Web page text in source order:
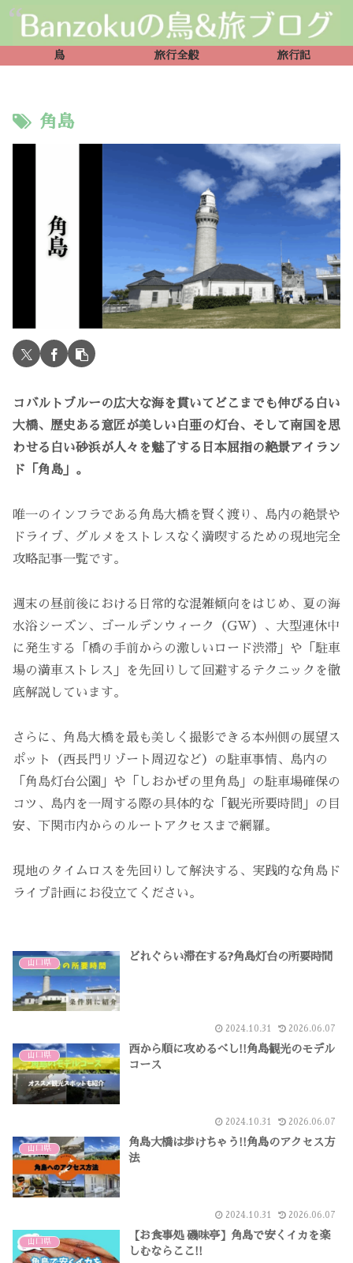
鳥 旅行全般 旅行記
角島
コバルトブルーの広大な海を貫いてどこまでも伸びる白い
大橋、歴史ある意匠が美しい白亜の灯台、そして南国を思
わせる白い砂浜が人々を魅了する日本屈指の絶景アイラン
ド「角島」。
唯一のインフラである角島大橋を賢く渡り、島内の絶景や
ドライブ、グルメをストレスなく満喫するための現地完全
攻略記事一覧です。
週末の昼前後における日常的な混雑傾向をはじめ、夏の海
水浴シーズン、ゴールデンウィーク（GW）、大型連休中
に発生する「橋の手前からの激しいロード渋滞」や「駐車
場の満車ストレス」を先回りして回避するテクニックを徹
底解説しています。
さらに、角島大橋を最も美しく撮影できる本州側の展望ス
ポット（西長門リゾート周辺など）の駐車事情、島内の
「角島灯台公園」や「しおかぜの里角島」の駐車場確保の
コツ、島内を一周する際の具体的な「観光所要時間」の目
安、下関市内からのルートアクセスまで網羅。
現地のタイムロスを先回りして解決する、実践的な角島ド
ライブ計画にお役立てください。
山口県
どれぐらい滞在する?角島灯台の所要時間
2024.10.31 2026.06.07
山口県
西から順に攻めるべし!!角島観光のモデル
コース
2024.10.31 2026.06.07
山口県
角島大橋は歩けちゃう!!角島のアクセス方
法
2024.10.31 2026.06.07
山口県
【お食事処 磯味亭】角島で安くイカを楽
しむならここ!!